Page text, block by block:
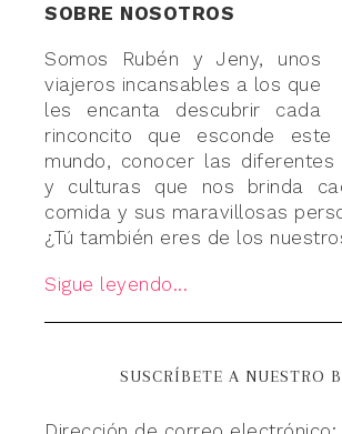
SOBRE NOSOTROS
Somos Rubén y Jeny, unos
viajeros incansables a los que
les encanta descubrir cada
rinconcito que esconde este
mundo, conocer las diferentes
y culturas que nos brinda
comida y sus maravillosas
¿Tú también eres de los
Sigue leyendo...
SUSCRÍBETE A NUESTRO